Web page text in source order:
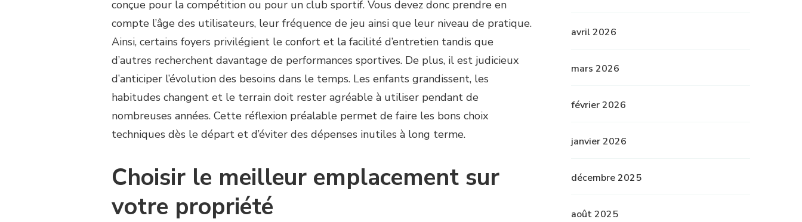
CONSTRUCTIONconçue pour la compétition ou pour un club sportif. Vous devez donc prendre en
compte l’âge des utilisateurs, leur fréquence de jeu ainsi que leur niveau de pratique.
Ainsi, certains foyers privilégient le confort et la facilité d’entretien tandis que
d’autres recherchent davantage de performances sportives. De plus, il est judicieux
d’anticiper l’évolution des besoins dans le temps. Les enfants grandissent, les
habitudes changent et le terrain doit rester agréable à utiliser pendant de
nombreuses années. Cette réflexion préalable permet de faire les bons choix
techniques dès le départ et d’éviter des dépenses inutiles à long terme.
Choisir le meilleur emplacement sur
votre propriété
avril 2026
mars 2026
février 2026
janvier 2026
décembre 2025
août 2025